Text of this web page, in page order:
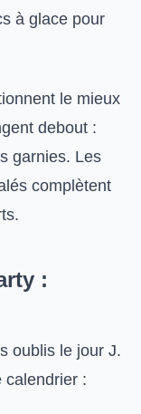
à glace pour
le mieux
debout :
garnies. Les
complètent
:
oublis le jour J.
calendrier :